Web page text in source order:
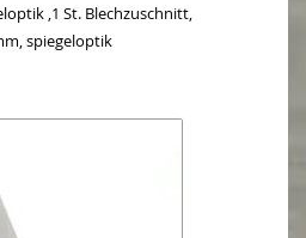
,1 St. Blechzuschnitt,
spiegeloptik